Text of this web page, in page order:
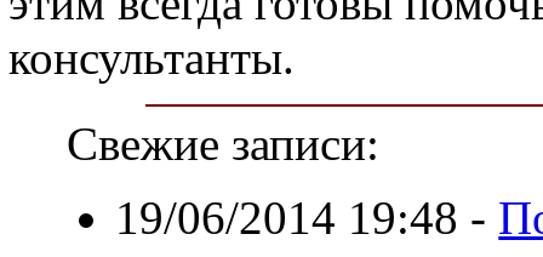
консультанты.
Свежие записи:
19/06/2014 19:48 -